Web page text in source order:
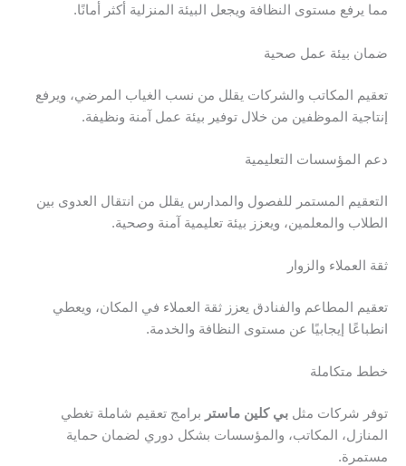
مما يرفع مستوى النظافة ويجعل البيئة المنزلية أكثر أمانًا.
ضمان بيئة عمل صحية
تعقيم المكاتب والشركات يقلل من نسب الغياب المرضي، ويرفع
إنتاجية الموظفين من خلال توفير بيئة عمل آمنة ونظيفة.
دعم المؤسسات التعليمية
التعقيم المستمر للفصول والمدارس يقلل من انتقال العدوى بين
الطلاب والمعلمين، ويعزز بيئة تعليمية آمنة وصحية.
ثقة العملاء والزوار
تعقيم المطاعم والفنادق يعزز ثقة العملاء في المكان، ويعطي
انطباعًا إيجابيًا عن مستوى النظافة والخدمة.
خطط متكاملة
توفر شركات مثل بي كلين ماستر برامج تعقيم شاملة تغطي
المنازل، المكاتب، والمؤسسات بشكل دوري لضمان حماية
مستمرة.